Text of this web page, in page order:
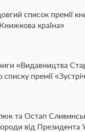
список премії
країна»
«Видавництва
премії
та Остап
від Президента